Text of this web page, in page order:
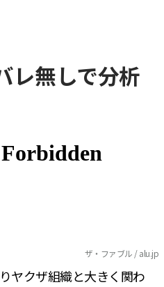
レ無しで分析
ザ・ファブル / alu.jp
ヤクザ組織と大きく関わ